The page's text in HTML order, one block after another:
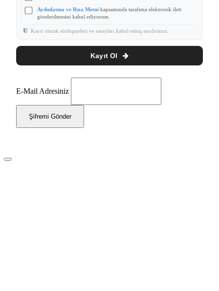
Aydınlatma ve Rıza Metni kapsamında tarafıma elektronik ileti
gönderilmesini kabul ediyorum.
Kayıt olarak sözleşmeleri ve onayları kabul etmiş sayılırsınız.
Kayıt Ol
E-Mail Adresiniz
Şifremi Gönder